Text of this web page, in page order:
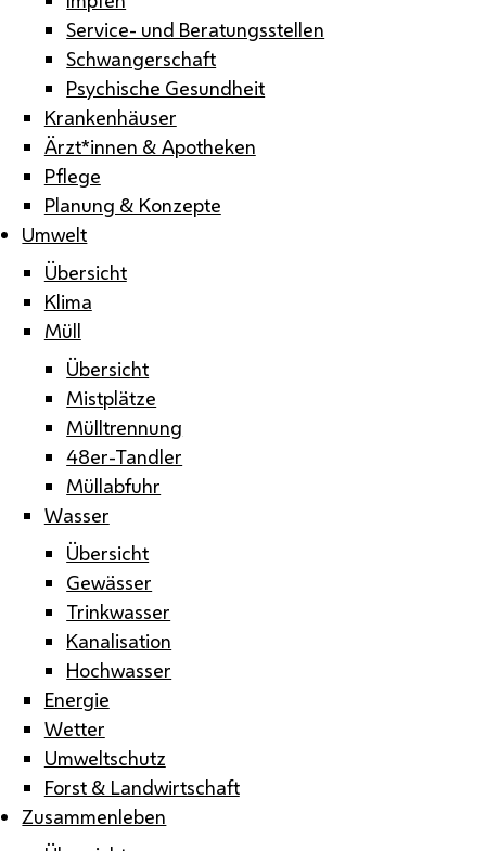
Service- und Beratungsstellen
Schwangerschaft
Psychische Gesundheit
Krankenhäuser
Ärzt*innen & Apotheken
Pflege
Planung & Konzepte
Umwelt
Übersicht
Klima
Müll
Übersicht
Mistplätze
Mülltrennung
48er-Tandler
Müllabfuhr
Wasser
Übersicht
Gewässer
Trinkwasser
Kanalisation
Hochwasser
Energie
Wetter
Umweltschutz
Forst & Landwirtschaft
Zusammenleben